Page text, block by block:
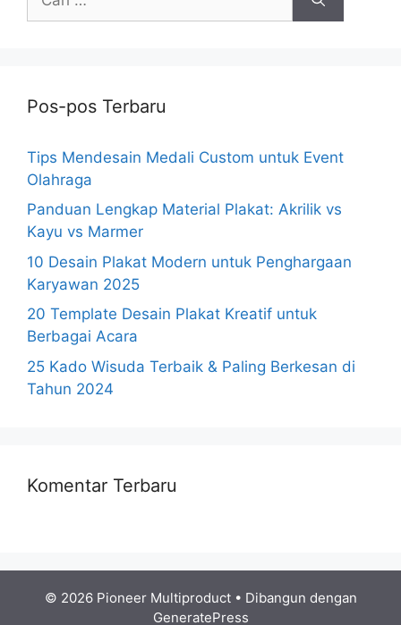
untuk:
Pos-pos Terbaru
Tips Mendesain Medali Custom untuk Event
Olahraga
Panduan Lengkap Material Plakat: Akrilik vs
Kayu vs Marmer
10 Desain Plakat Modern untuk Penghargaan
Karyawan 2025
20 Template Desain Plakat Kreatif untuk
Berbagai Acara
25 Kado Wisuda Terbaik & Paling Berkesan di
Tahun 2024
Komentar Terbaru
© 2026 Pioneer Multiproduct• Dibangun dengan
GeneratePress